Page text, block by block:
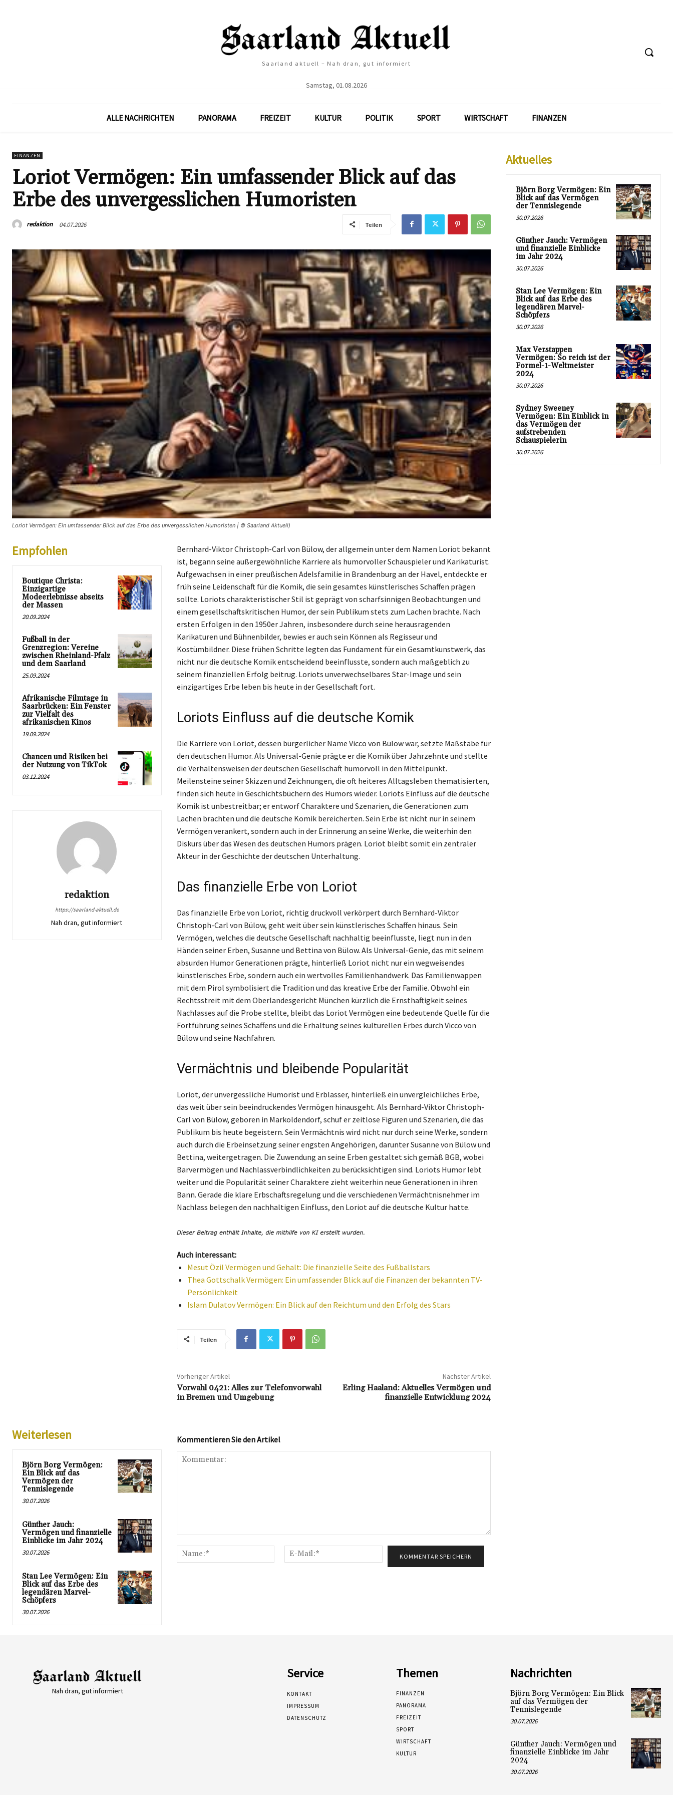
Saarland aktuell – Nah dran, gut informiert
Samstag, 01.08.2026
ALLE NACHRICHTEN PANORAMA FREIZEIT KULTUR POLITIK SPORT WIRTSCHAFT FINANZEN
FINANZEN
Loriot Vermögen: Ein umfassender Blick auf das
Erbe des unvergesslichen Humoristen
redaktion 04.07.2026 Teilen
Loriot Vermögen: Ein umfassender Blick auf das Erbe des unvergesslichen Humoristen | © Saarland Aktuell)
Empfohlen
Boutique Christa:
Einzigartige
Modeerlebnisse abseits
der Massen
20.09.2024
Fußball in der
Grenzregion: Vereine
zwischen Rheinland-Pfalz
und dem Saarland
25.09.2024
Afrikanische Filmtage in
Saarbrücken: Ein Fenster
zur Vielfalt des
afrikanischen Kinos
19.09.2024
Chancen und Risiken bei
der Nutzung von TikTok
03.12.2024
redaktion
https://saarland-aktuell.de
Nah dran, gut informiert
Bernhard-Viktor Christoph-Carl von Bülow, der allgemein unter dem Namen Loriot bekannt
ist, begann seine außergewöhnliche Karriere als humorvoller Schauspieler und Karikaturist.
Aufgewachsen in einer preußischen Adelsfamilie in Brandenburg an der Havel, entdeckte er
früh seine Leidenschaft für die Komik, die sein gesamtes künstlerisches Schaffen prägen
sollte. Loriots charakteristischer Stil ist geprägt von scharfsinnigen Beobachtungen und
einem gesellschaftskritischen Humor, der sein Publikum stets zum Lachen brachte. Nach
ersten Erfolgen in den 1950er Jahren, insbesondere durch seine herausragenden
Karikaturen und Bühnenbilder, bewies er auch sein Können als Regisseur und
Kostümbildner. Diese frühen Schritte legten das Fundament für ein Gesamtkunstwerk, das
nicht nur die deutsche Komik entscheidend beeinflusste, sondern auch maßgeblich zu
seinem finanziellen Erfolg beitrug. Loriots unverwechselbares Star-Image und sein
einzigartiges Erbe leben bis heute in der Gesellschaft fort.
Loriots Einfluss auf die deutsche Komik
Die Karriere von Loriot, dessen bürgerlicher Name Vicco von Bülow war, setzte Maßstäbe für
den deutschen Humor. Als Universal-Genie prägte er die Komik über Jahrzehnte und stellte
die Verhaltensweisen der deutschen Gesellschaft humorvoll in den Mittelpunkt.
Meilensteine seiner Skizzen und Zeichnungen, die oft heiteres Alltagsleben thematisierten,
finden sich heute in Geschichtsbüchern des Humors wieder. Loriots Einfluss auf die deutsche
Komik ist unbestreitbar; er entworf Charaktere und Szenarien, die Generationen zum
Lachen brachten und die deutsche Komik bereicherten. Sein Erbe ist nicht nur in seinem
Vermögen verankert, sondern auch in der Erinnerung an seine Werke, die weiterhin den
Diskurs über das Wesen des deutschen Humors prägen. Loriot bleibt somit ein zentraler
Akteur in der Geschichte der deutschen Unterhaltung.
Das finanzielle Erbe von Loriot
Das finanzielle Erbe von Loriot, richtig druckvoll verkörpert durch Bernhard-Viktor
Christoph-Carl von Bülow, geht weit über sein künstlerisches Schaffen hinaus. Sein
Vermögen, welches die deutsche Gesellschaft nachhaltig beeinflusste, liegt nun in den
Händen seiner Erben, Susanne und Bettina von Bülow. Als Universal-Genie, das mit seinem
absurden Humor Generationen prägte, hinterließ Loriot nicht nur ein wegweisendes
künstlerisches Erbe, sondern auch ein wertvolles Familienhandwerk. Das Familienwappen
mit dem Pirol symbolisiert die Tradition und das kreative Erbe der Familie. Obwohl ein
Rechtsstreit mit dem Oberlandesgericht München kürzlich die Ernsthaftigkeit seines
Nachlasses auf die Probe stellte, bleibt das Loriot Vermögen eine bedeutende Quelle für die
Fortführung seines Schaffens und die Erhaltung seines kulturellen Erbes durch Vicco von
Bülow und seine Nachfahren.
Vermächtnis und bleibende Popularität
Loriot, der unvergessliche Humorist und Erblasser, hinterließ ein unvergleichliches Erbe,
das weit über sein beeindruckendes Vermögen hinausgeht. Als Bernhard-Viktor Christoph-
Carl von Bülow, geboren in Markoldendorf, schuf er zeitlose Figuren und Szenarien, die das
Publikum bis heute begeistern. Sein Vermächtnis wird nicht nur durch seine Werke, sondern
auch durch die Erbeinsetzung seiner engsten Angehörigen, darunter Susanne von Bülow und
Bettina, weitergetragen. Die Zuwendung an seine Erben gestaltet sich gemäß BGB, wobei
Barvermögen und Nachlassverbindlichkeiten zu berücksichtigen sind. Loriots Humor lebt
weiter und die Popularität seiner Charaktere zieht weiterhin neue Generationen in ihren
Bann. Gerade die klare Erbschaftsregelung und die verschiedenen Vermächtnisnehmer im
Nachlass belegen den nachhaltigen Einfluss, den Loriot auf die deutsche Kultur hatte.
Auch interessant:
Mesut Özil Vermögen und Gehalt: Die finanzielle Seite des Fußballstars
Thea Gottschalk Vermögen: Ein umfassender Blick auf die Finanzen der bekannten TV-
Persönlichkeit
Islam Dulatov Vermögen: Ein Blick auf den Reichtum und den Erfolg des Stars
Teilen
Vorheriger Artikel
Vorwahl 0421: Alles zur Telefonvorwahl
in Bremen und Umgebung
Nächster Artikel
Erling Haaland: Aktuelles Vermögen und
finanzielle Entwicklung 2024
Weiterlesen
Björn Borg Vermögen:
Ein Blick auf das
Vermögen der
Tennislegende
30.07.2026
Günther Jauch:
Vermögen und finanzielle
Einblicke im Jahr 2024
30.07.2026
Stan Lee Vermögen: Ein
Blick auf das Erbe des
legendären Marvel-
Schöpfers
30.07.2026
Kommentieren Sie den Artikel
Name:*
Mail:*
Aktuelles
Björn Borg Vermögen: Ein
Blick auf das Vermögen
der Tennislegende
30.07.2026
Günther Jauch: Vermögen
und finanzielle Einblicke
im Jahr 2024
30.07.2026
Stan Lee Vermögen: Ein
Blick auf das Erbe des
legendären Marvel-
Schöpfers
30.07.2026
Max Verstappen
Vermögen: So reich ist der
Formel-1-Weltmeister
2024
30.07.2026
Sydney Sweeney
Vermögen: Ein Einblick in
das Vermögen der
aufstrebenden
Schauspielerin
30.07.2026
Nah dran, gut informiert
Service
KONTAKT
IMPRESSUM
DATENSCHUTZ
Themen
FINANZEN
PANORAMA
FREIZEIT
SPORT
WIRTSCHAFT
KULTUR
Nachrichten
Björn Borg Vermögen: Ein Blick
auf das Vermögen der
Tennislegende
30.07.2026
Günther Jauch: Vermögen und
finanzielle Einblicke im Jahr
2024
30.07.2026